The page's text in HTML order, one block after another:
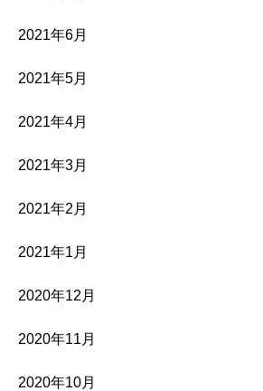
2021年6月
2021年5月
2021年4月
2021年3月
2021年2月
2021年1月
2020年12月
2020年11月
2020年10月